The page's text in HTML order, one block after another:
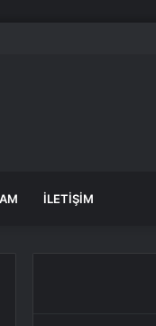
üstüne yeni bir
İLETIŞIM